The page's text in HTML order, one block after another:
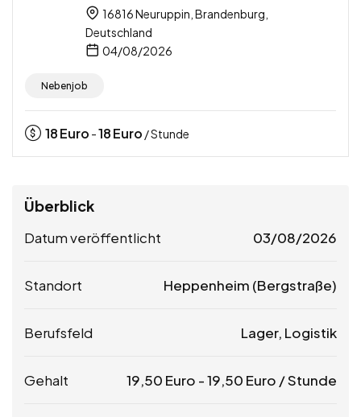
16816 Neuruppin, Brandenburg,
Deutschland
04/08/2026
Nebenjob
18Euro -18Euro / Stunde
Überblick
Datum veröffentlicht 03/08/2026
Standort Heppenheim (Bergstraße)
Berufsfeld Lager, Logistik
Gehalt 19,50 Euro -19,50 Euro / Stunde